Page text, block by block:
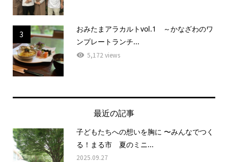
3
おみたまアラカルトvol.1 ～かなざわのワ
ンプレートランチ...
5,172 views
最近の記事
子どもたちへの想いを胸に 〜みんなでつく
る！まる市 夏のミニ...
2025.09.27